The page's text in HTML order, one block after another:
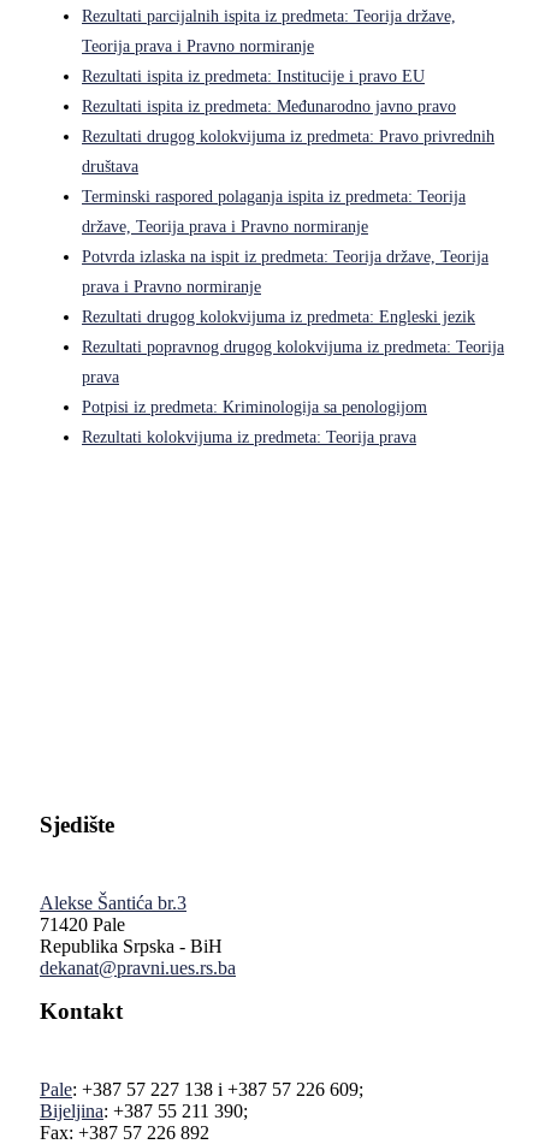
Rezultati parcijalnih ispita iz predmeta: Teorija države,
Teorija prava i Pravno normiranje
Rezultati ispita iz predmeta: Institucije i pravo EU
Rezultati ispita iz predmeta: Međunarodno javno pravo
Rezultati drugog kolokvijuma iz predmeta: Pravo privrednih
društava
Terminski raspored polaganja ispita iz predmeta: Teorija
države, Teorija prava i Pravno normiranje
Potvrda izlaska na ispit iz predmeta: Teorija države, Teorija
prava i Pravno normiranje
Rezultati drugog kolokvijuma iz predmeta: Engleski jezik
Rezultati popravnog drugog kolokvijuma iz predmeta: Teorija
prava
Potpisi iz predmeta: Kriminologija sa penologijom
Rezultati kolokvijuma iz predmeta: Teorija prava
Sjedište
Alekse Šantića br.3
71420 Pale
Republika Srpska - BiH
dekanat@pravni.ues.rs.ba
Kontakt
Pale: +387 57 227 138 i +387 57 226 609;
Bijeljina: +387 55 211 390;
Fax: +387 57 226 892